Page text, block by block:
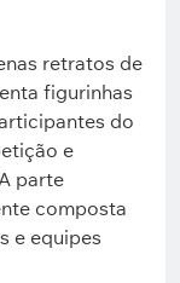
retratos de
figurinhas
do
e
parte
composta
e equipes